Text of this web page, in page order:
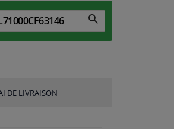
DE LIVRAISON